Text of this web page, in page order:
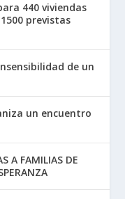
440 viviendas
previstas
de un
un encuentro
A FAMILIAS DE